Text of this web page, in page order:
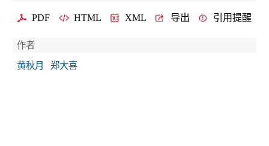
PDF HTML XML 导出 引用提醒
作者
黄秋月
郑大喜